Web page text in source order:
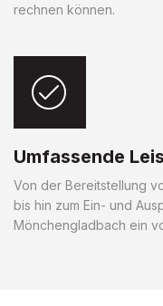
rechnen können.
Umfassende
Von der Bereitstellung
bis hin zum Ein- und
Mönchengladbach ein